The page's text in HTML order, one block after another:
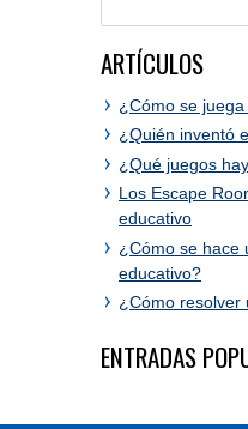
ARTÍCULOS
¿Cómo se
¿Quién inventó
¿Qué juegos
Los Escape
educativo
¿Cómo se hace
educativo?
¿Cómo resolver
ENTRADAS